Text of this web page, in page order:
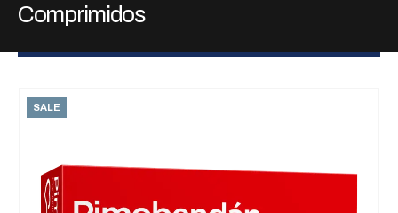
Comprimidos
SALE